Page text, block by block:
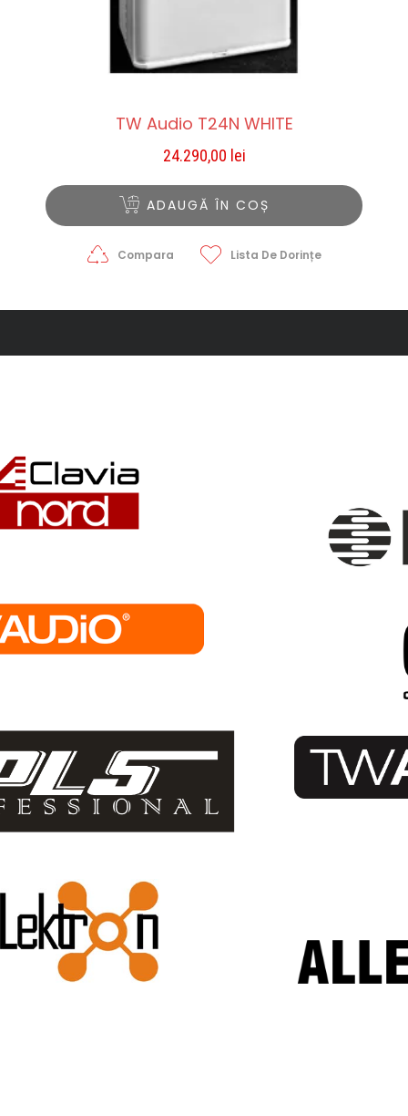
TW Audio T24N WHITE
24.290,00 lei
ADAUGĂ ÎN COȘ
Compara Lista De Dorințe